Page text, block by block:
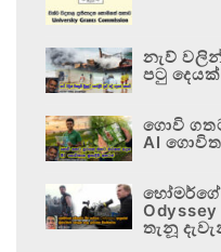
නැව්
පටු
ගොවි
AI
හෝමර්ගේ
තැනූ